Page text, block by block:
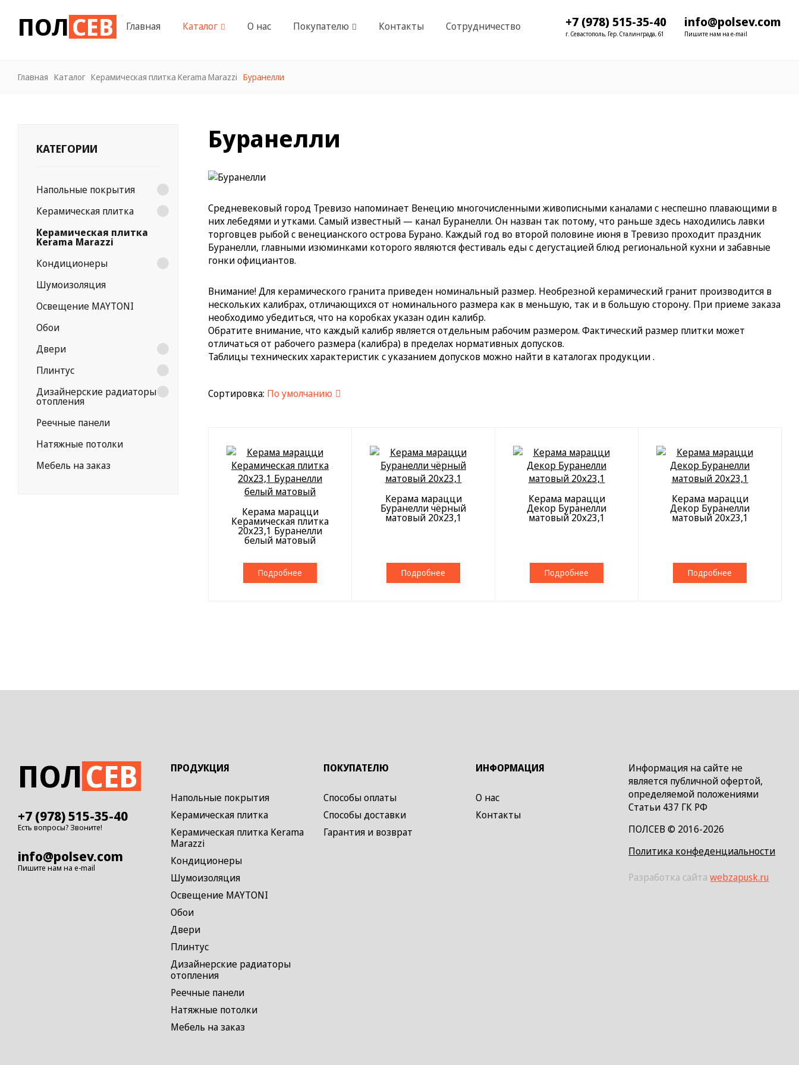
ПОЛСЕВ Главная Каталог О нас Покупателю Контакты Сотрудничество +7 (978) 515-35-40
г. Севастополь, Гер. Сталинграда, 61
info@polsev.com
Пишите нам на e-mail
Главная Каталог Керамическая плитка Kerama Marazzi Буранелли
Буранелли
Средневековый город Тревизо напоминает Венецию многочисленными живописными каналами с неспешно плавающими в
них лебедями и утками. Самый известный — канал Буранелли. Он назван так потому, что раньше здесь находились лавки
торговцев рыбой с венецианского острова Бурано. Каждый год во второй половине июня в Тревизо проходит праздник
Буранелли, главными изюминками которого являются фестиваль еды с дегустацией блюд региональной кухни и забавные
гонки официантов.
Внимание! Для керамического гранита приведен номинальный размер. Необрезной керамический гранит производится в
нескольких калибрах, отличающихся от номинального размера как в меньшую, так и в большую сторону. При приеме заказа
необходимо убедиться, что на коробках указан один калибр.
Обратите внимание, что каждый калибр является отдельным рабочим размером. Фактический размер плитки может
отличаться от рабочего размера (калибра) в пределах нормативных допусков.
Таблицы технических характеристик с указанием допусков можно найти в каталогах продукции .
Сортировка: По умолчанию
Керама марацци
Керамическая плитка
20x23,1 Буранелли
белый матовый
Подробнее
Керама марацци
Буранелли чёрный
матовый 20х23,1
Подробнее
Керама марацци
Декор Буранелли
матовый 20х23,1
Подробнее
Керама марацци
Декор Буранелли
матовый 20х23,1
Подробнее
КАТЕГОРИИ
Напольные покрытия
Керамическая плитка
Керамическая плитка
Kerama Marazzi
Кондиционеры
Шумоизоляция
Освещение MAYTONI
Обои
Двери
Плинтус
Дизайнерские радиаторы
отопления
Реечные панели
Натяжные потолки
Мебель на заказ
ПОЛСЕВ
+7 (978) 515-35-40
Есть вопросы? Звоните!
info@polsev.com
Пишите нам на e-mail
ПРОДУКЦИЯ
Напольные покрытия
Керамическая плитка
Керамическая плитка Kerama
Marazzi
Кондиционеры
Шумоизоляция
Освещение MAYTONI
Обои
Двери
Плинтус
Дизайнерские радиаторы
отопления
Реечные панели
Натяжные потолки
Мебель на заказ
ПОКУПАТЕЛЮ
Способы оплаты
Способы доставки
Гарантия и возврат
ИНФОРМАЦИЯ
О нас
Контакты
Информация на сайте не
является публичной офертой,
определяемой положениями
Статьи 437 ГК РФ
ПОЛСЕВ © 2016-2026
Политика конфеденциальности
Разработка сайтаwebzapusk.ru